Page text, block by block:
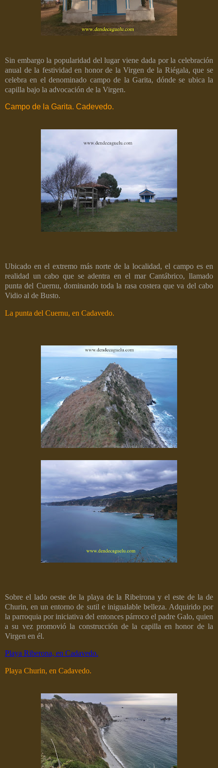
Sin embargo la popularidad del lugar viene dada por la celebración
anual de la festividad en honor de la Virgen de la Riégala, que se
celebra en el denominado campo de la Garita, dónde se ubica la
capilla bajo la advocación de la Virgen.
Campo de la Garita. Cadevedo.
Ubicado en el extremo más norte de la localidad, el campo es en
realidad un cabo que se adentra en el mar Cantábrico, llamado
punta del Cuernu, dominando toda la rasa costera que va del cabo
Vidio al de Busto.
La punta del Cuernu, en Cadavedo.
Sobre el lado oeste de la playa de la Ribeirona y el este de la de
Churin, en un entorno de sutil e inigualable belleza. Adquirido por
la parroquia por iniciativa del entonces párroco el padre Galo, quien
a su vez promovió la construcción de la capilla en honor de la
Virgen en él.
Playa Riberona, en Cadavedo.
Playa Churin, en Cadavedo.